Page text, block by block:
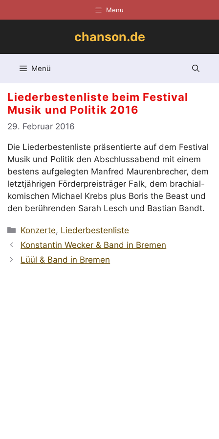
Inhalt
Menu
chanson.de
Menü
Liederbestenliste beim Festival
Musik und Politik 2016
29. Februar 2016
Die Liederbestenliste präsentierte auf dem Festival
Musik und Politik den Abschlussabend mit einem
bestens aufgelegten Manfred Maurenbrecher, dem
letztjährigen Förderpreisträger Falk, dem brachial-
komischen Michael Krebs plus Boris the Beast und
den berührenden Sarah Lesch und Bastian Bandt.
Kategorien
Konzerte, Liederbestenliste
Konstantin Wecker & Band in Bremen
Lüül & Band in Bremen